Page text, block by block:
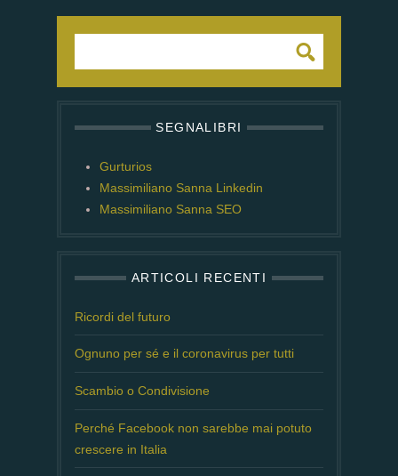
SEGNALIBRI
Gurturios
Massimiliano Sanna Linkedin
Massimiliano Sanna SEO
ARTICOLI RECENTI
Ricordi del futuro
Ognuno per sé e il coronavirus per tutti
Scambio o Condivisione
Perché Facebook non sarebbe mai potuto
crescere in Italia